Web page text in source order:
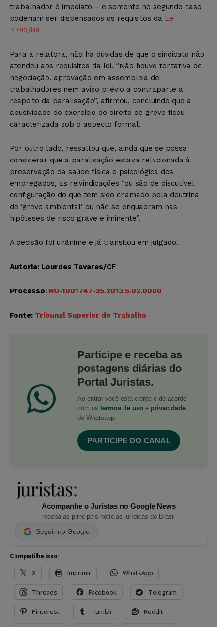
trabalhador é imediato – e somente no segundo caso
poderiam ser dispensados os requisitos da Lei
7.783/89.
Para a relatora, não há dúvidas de que o sindicato não
atendeu aos requisitos da lei. “Não houve tentativa de
negociação, aprovação em assembleia de
trabalhadores nem aviso prévio à contraparte a
respeito da paralisação”, afirmou, concluindo que a
abusividade do exercício do direito de greve ficou
caracterizada sob o aspecto formal.
Por outro lado, ressaltou que, ainda que se possa
considerar que a paralisação estava relacionada à
preservação da saúde física e psicológica dos
empregados, as reivindicações “ou são de discutível
configuração do que tem sido chamado pela doutrina
de ‘greve ambiental’ ou não se enquadram nas
hipóteses de risco grave e iminente”.
A decisão foi unânime e já transitou em julgado.
Autoria: Lourdes Tavares/CF
Processo: RO-1001747-35.2013.5.02.0000
Fonte: Tribunal Superior do Trabalho
Participe e receba as
postagens diárias do
Portal Juristas.
Ao entrar você está ciente e de acordo
com os termos de uso e privacidade
do Whatsapp.
PARTICIPE DO CANAL
Acompanhe o Juristas no Google News
receba as principais notícias jurídicas do Brasil
Seguir no Google
Compartilhe isso:
X Imprimir WhatsApp
Threads Facebook Telegram
Pinterest Tumblr Reddit